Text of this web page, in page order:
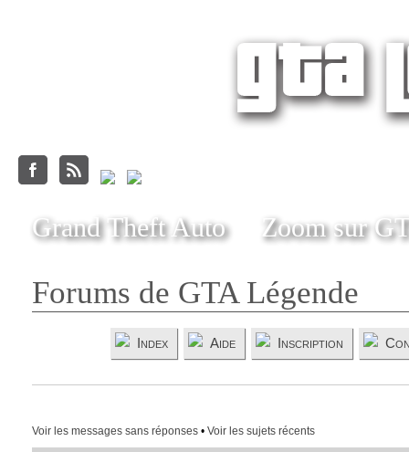
Grand Theft Auto Zoom sur
Forums de GTA Légende
Index Aide Inscription
Voir les messages sans réponses• Voir les sujets récents